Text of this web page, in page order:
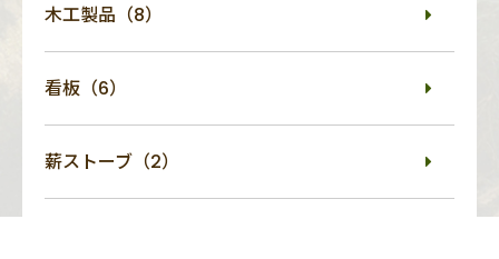
木工製品（8）
看板（6）
薪ストーブ（2）